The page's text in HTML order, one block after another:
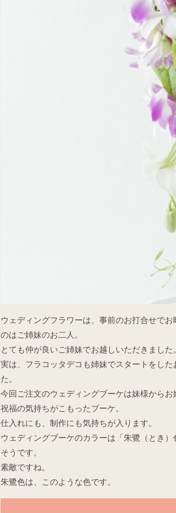
ウェディングフラワーは、事前のお打合せで
のはご姉妹のお二人。
とても仲が良いご姉妹でお越しいただきました。
実は、フラコッタデコも姉妹でスタートをし
た。
今回ご注文のウェディングブーケは妹様からお
祝福の気持ちがこもったブーケ。
仕入れにも、制作にも気持ちが入ります。
ウェディングブーケのカラーは「朱鷺（とき
そうです。
素敵ですね。
朱鷺色は、このような色です。